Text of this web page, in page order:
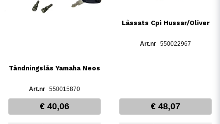
Tändningslås Yamaha Neos
550015870
€ 40,06
Låssats Cpi Hussar/Oliver
550022967
€ 48,07